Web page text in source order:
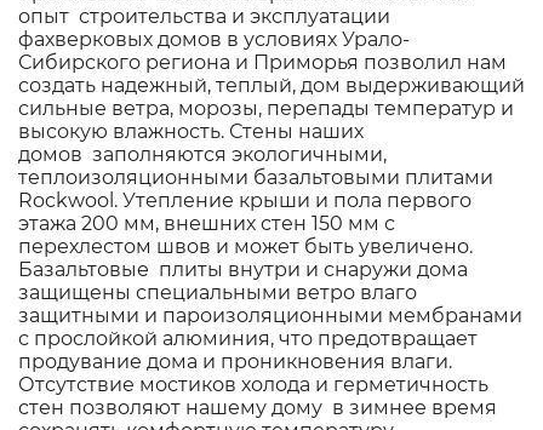
опыт строительства и эксплуатации
фахверковых домов в условиях Урало-
Сибирского региона и Приморья позволил нам
создать надежный, теплый, дом выдерживающий
сильные ветра, морозы, перепады температур и
высокую влажность. Стены наших
домов заполняются экологичными,
теплоизоляционными базальтовыми плитами
Rockwool. Утепление крыши и пола первого
этажа 200 мм, внешних стен 150 мм с
перехлестом швов и может быть увеличено.
Базальтовые плиты внутри и снаружи дома
защищены специальными ветро влаго
защитными и пароизоляционными мембранами
с прослойкой алюминия, что предотвращает
продувание дома и проникновения влаги.
Отсутствие мостиков холода и герметичность
стен позволяют нашему дому в зимнее время